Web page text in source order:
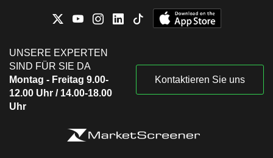
UNSERE EXPERTEN
SIND FÜR SIE DA
Montag - Freitag 9.00-
12.00 Uhr / 14.00-18.00
Uhr
Kontaktieren Sie uns